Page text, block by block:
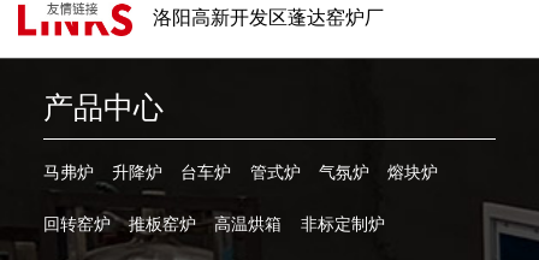
洛阳高新开发区蓬达窑炉厂
产品中心
马弗炉 升降炉 台车炉 管式炉 气氛炉 熔块炉
回转窑炉 推板窑炉 高温烘箱 非标定制炉